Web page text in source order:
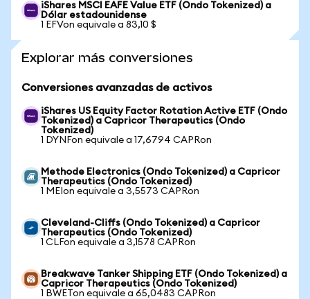
iShares MSCI EAFE Value ETF (Ondo Tokenized) a
Dólar estadounidense
1 EFVon equivale a 83,10 $
Explorar más conversiones
Conversiones avanzadas de activos
iShares US Equity Factor Rotation Active ETF (Ondo
Tokenized) a Capricor Therapeutics (Ondo
Tokenized)
1 DYNFon equivale a 17,6794 CAPRon
Methode Electronics (Ondo Tokenized) a Capricor
Therapeutics (Ondo Tokenized)
1 MEIon equivale a 3,5573 CAPRon
Cleveland-Cliffs (Ondo Tokenized) a Capricor
Therapeutics (Ondo Tokenized)
1 CLFon equivale a 3,1578 CAPRon
Breakwave Tanker Shipping ETF (Ondo Tokenized) a
Capricor Therapeutics (Ondo Tokenized)
1 BWETon equivale a 65,0483 CAPRon